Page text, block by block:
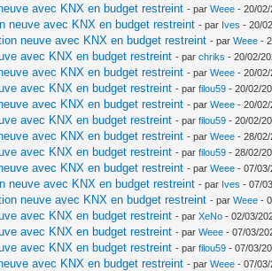
avec KNX en budget restreint - parWeee - 20/
neuve avec KNX en budget restreint - par Ives - 20/
neuve avec KNX en budget restreint - parWeee -
avec KNX en budget restreint - parchriks - 20/02/
avec KNX en budget restreint - parWeee - 20/
avec KNX en budget restreint - parfilou59 - 20/02/
avec KNX en budget restreint - parWeee - 20/
avec KNX en budget restreint - parfilou59 - 20/02/
avec KNX en budget restreint - parWeee - 28/
avec KNX en budget restreint - parfilou59 - 28/02/
avec KNX en budget restreint - parWeee - 07/03/
neuve avec KNX en budget restreint - par Ives - 07/
neuve avec KNX en budget restreint - parWeee -
avec KNX en budget restreint - parXeNo - 02/03/
avec KNX en budget restreint - parWeee - 07/03/
avec KNX en budget restreint - parfilou59 - 07/03/
avec KNX en budget restreint - parWeee - 07/